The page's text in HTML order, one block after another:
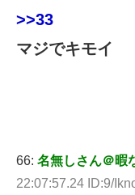
>>33
マジでキモイ
66: 名無しさん＠暇
22:07:57.24 ID:9/